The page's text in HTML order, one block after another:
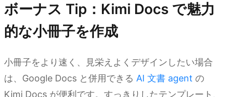
ボーナス Tip：Kimi Docs で魅力
的な小冊子を作成
小冊子をより速く、見栄えよくデザインしたい場合
は、Google Docs と併用できる AI 文書 agent の
Kimi Docs が便利です。すっきりしたテンプレート、